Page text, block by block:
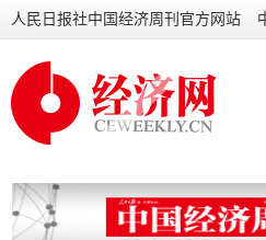
人民日报社中国经济周刊官方网站